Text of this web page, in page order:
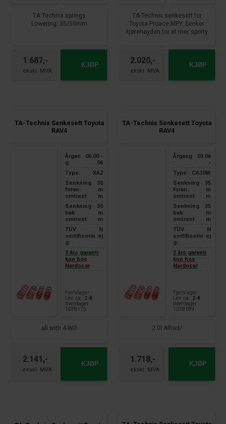
TA Technix springs
Lowering: 35/50mm
models with short wheelbase
278cm
1.5D-4D with automatic
1.687,- KJØP
TA-Technix senkesett for
Toyota Proace MPY. Senker
kjørehøyden for et mer sporty
2.020,- KJØP
TA-Technix Senkesett Toyota
RAV4
Årgan
g:
06.00 -
06
Type:
XA2
Senkning
foran:
omtrent
30
m
m
Senkning
bak:
omtrent
30
m
m
TÜV
sertifiserin
g:
N
ej
3 års garanti
kun hos
Nardocar
Fjernlager
Lev. ca.: 2-8
hverdager
1078175
all with 4-WD
2.141,- KJØP
TA-Technix Senkesett Toyota
RAV4
Årgang
:
03.06
-
Type:
CA30W
Senkning
foran:
omtrent
35
m
m
Senkning
bak:
omtrent
35
m
m
TÜV
sertifiserin
g:
N
ej
3 års garanti
kun hos
Nardocar
Fjernlager
Lev. ca.:
2-8
hverdager
1078189
2.0l Allrad/
1.718,- KJØP